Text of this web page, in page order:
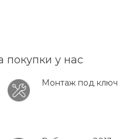
у нас
Монтаж под ключ